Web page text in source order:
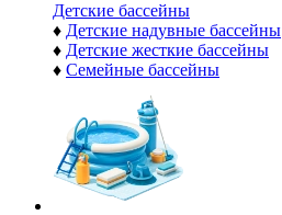
Детские бассейны
♦ Детские надувные бассейны
♦ Детские жесткие бассейны
♦ Семейные бассейны